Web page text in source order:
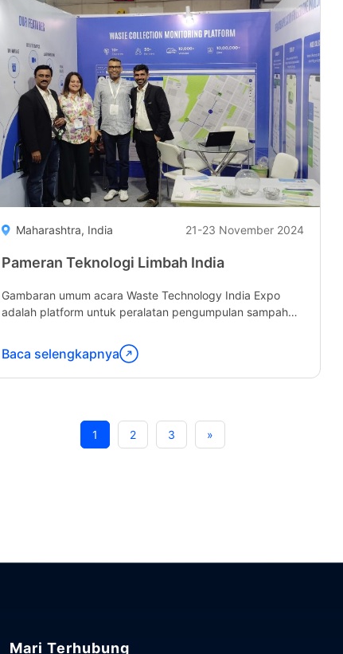
Electric
Vehicle"
Maharashtra, India 21-23 November 2024
Pameran Teknologi Limbah India
Gambaran umum acara Waste Technology India Expo
adalah platform untuk peralatan pengumpulan sampah
Lanjutkan
membaca
Baca selengkapnya
1 2 3 »
Mari Terhubung